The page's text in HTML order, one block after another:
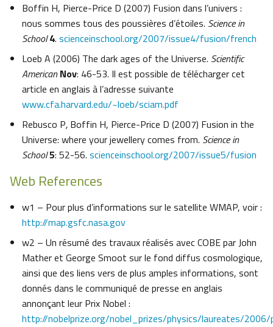
Boffin H, Pierce-Price D (2007) Fusion dans l’univers :
nous sommes tous des poussières d’étoiles. Science in
School 4. scienceinschool.org/2007/issue4/fusion/french
Loeb A (2006) The dark ages of the Universe. Scientific
AmericanNov: 46-53. Il est possible de télécharger cet
article en anglais à l’adresse suivante
www.cfa.harvard.edu/~loeb/sciam.pdf
Rebusco P, Boffin H, Pierce-Price D (2007) Fusion in the
Universe: where your jewellery comes from. Science in
School5: 52-56. scienceinschool.org/2007/issue5/fusion
Web References
w1 – Pour plus d’informations sur le satellite WMAP, voir :
http://map.gsfc.nasa.gov
w2 – Un résumé des travaux réalisés avec COBE par John
Mather et George Smoot sur le fond diffus cosmologique,
ainsi que des liens vers de plus amples informations, sont
donnés dans le communiqué de presse en anglais
annonçant leur Prix Nobel :
http://nobelprize.org/nobel_prizes/physics/laureates/2006/